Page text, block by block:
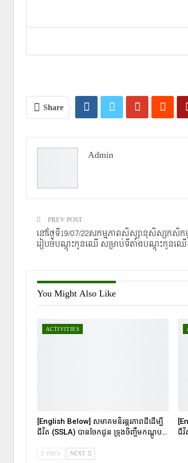
Share
Admin
PREV POST
នៅថ្ងៃទី19/07/22សកម្មភាពសិស្សានុសិស្សកសិ
រៀបចំបណ្តុះកូនឈើ សម្រាប់ទីតាំងបណ្តុះកូន
You Might Also Like
ACTIVITIES
[English Below] សមាគមនិរន្តរភាពដីដើម្បី
ជីវិត (SSLA) បានចែកជូន ទ្រុងចិញ្ចឹមកណ្ដូប…
ជីវិ
PREV NEXT